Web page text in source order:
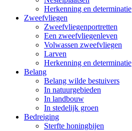
Herkenning en determinatie
Zweefvliegen
Zweefvliegenportretten
Een zweefvliegenleven
Volwassen zweefvliegen
Larven
Herkenning en determinatie
Belang
Belang wilde bestuivers
In natuurgebieden
In landbouw
In stedelijk groen
Bedreiging
Sterfte honingbijen